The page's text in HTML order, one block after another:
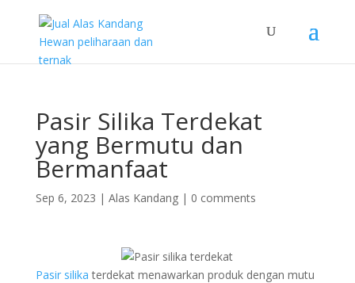
Pasir Silika Terdekat
yang Bermutu dan
Bermanfaat
Sep 6, 2023 | Alas Kandang| 0 comments
Pasir silika terdekat menawarkan produk dengan mutu